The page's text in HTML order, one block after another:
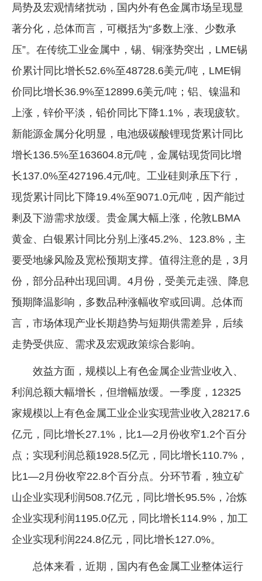
局势及宏观情绪扰动，国内外有色金属市场呈现显
著分化，总体而言，可概括为“多数上涨、少数承
压”。在传统工业金属中，锡、铜涨势突出，LME锡
价累计同比增长52.6%至48728.6美元/吨，LME铜
价同比增长36.9%至12899.6美元/吨；铝、镍温和
上涨，锌价平淡，铅价同比下降1.1%，表现疲软。
新能源金属分化明显，电池级碳酸锂现货累计同比
增长136.5%至163604.8元/吨，金属钴现货同比增
长137.0%至427196.4元/吨。工业硅则承压下行，
现货累计同比下降19.4%至9071.0元/吨，因产能过
剩及下游需求放缓。贵金属大幅上涨，伦敦LBMA
黄金、白银累计同比分别上涨45.2%、123.8%，主
要受地缘风险及宽松预期支撑。值得注意的是，3月
份，部分品种出现回调。4月份，受美元走强、降息
预期降温影响，多数品种涨幅收窄或回调。总体而
言，市场体现产业长期趋势与短期供需差异，后续
走势受供应、需求及宏观政策综合影响。
效益方面，规模以上有色金属企业营业收入、
利润总额大幅增长，但增幅放缓。一季度，12325
家规模以上有色金属工业企业实现营业收入28217.6
亿元，同比增长27.1%，比1—2月份收窄1.2个百分
点；实现利润总额1928.5亿元，同比增长110.7%，
比1—2月份收窄22.8个百分点。分环节看，独立矿
山企业实现利润508.7亿元，同比增长95.5%，冶炼
企业实现利润1195.0亿元，同比增长114.9%，加工
企业实现利润224.8亿元，同比增长127.0%。
总体来看，近期，国内有色金属工业整体运行